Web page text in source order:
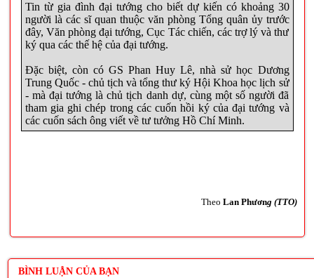
Tin từ gia đình đại tướng cho biết dự kiến có khoảng 30
người là các sĩ quan thuộc văn phòng Tổng quân ủy trước
đây, Văn phòng đại tướng, Cục Tác chiến, các trợ lý và thư
ký qua các thế hệ của đại tướng.
Đặc biệt, còn có GS Phan Huy Lê, nhà sử học Dương
Trung Quốc - chủ tịch và tổng thư ký Hội Khoa học lịch sử
- mà đại tướng là chủ tịch danh dự, cùng một số người đã
tham gia ghi chép trong các cuốn hồi ký của đại tướng và
các cuốn sách ông viết về tư tưởng Hồ Chí Minh.
Theo Lan Phương (TTO)
BÌNH LUẬN CỦA BẠN